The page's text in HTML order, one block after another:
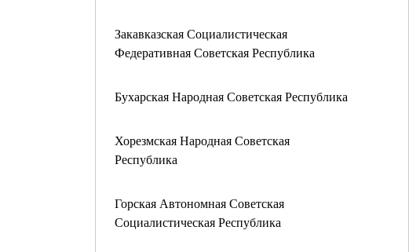
Закавказская Социалистическая
Федеративная Советская Республика
Бухарская Народная Советская Республика
Хорезмская Народная Советская
Республика
Горская Автономная Советская
Социалистическая Республика